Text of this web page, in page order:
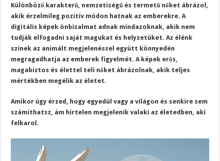
Különböző karakterű, nemzetiségű és termetű nőket ábrázol,
akik érzelmileg pozitív módon hatnak az emberekre. A
digitális képek önbizalmat adnak mindazoknak, akik nem
tudják elfogadni saját magukat és helyzetüket. Az élénk
színek az animált megjelenéssel együtt könnyedén
megragadhatja az emberek figyelmét. A képek erős,
magabiztos és élettel teli nőket ábrázolnak, akik teljes
mértékben megélik az életet.
Amikor úgy érzed, hogy egyedül vagy a világon és senkire sem
számíthatsz, ám hirtelen megjelenik valaki az életedben, aki
felkarol.